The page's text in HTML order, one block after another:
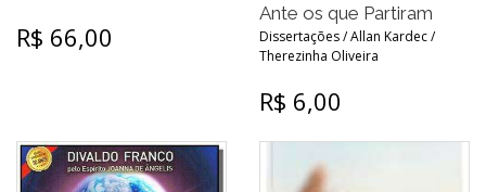
R$ 66,00
Ante os que Partiram
Dissertações / Allan Kardec /
Therezinha Oliveira
R$ 6,00